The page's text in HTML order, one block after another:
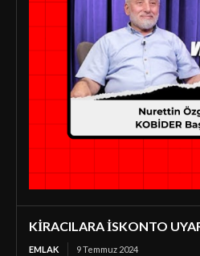
KİRACILARA İSKONTO
EMLAK 9 Temmuz 2024